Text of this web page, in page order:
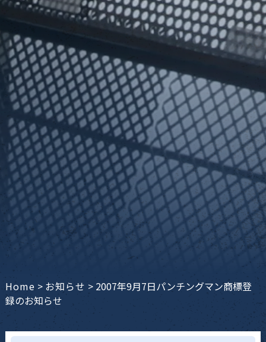
Home > お知らせ > 2007年9月7日パンチングマン商標登
録のお知らせ